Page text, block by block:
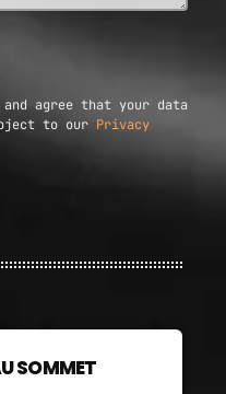
agree that your data
to our Privacy
SOMMET